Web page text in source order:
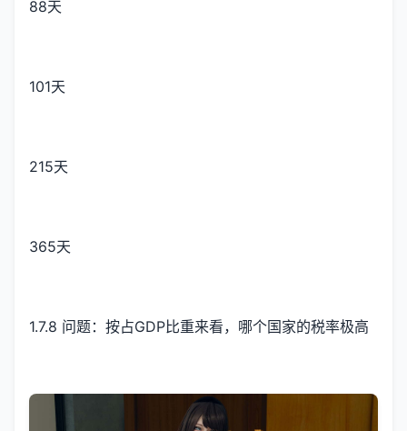
88天
101天
215天
365天
1.7.8 问题：按占GDP比重来看，哪个国家的税率极高